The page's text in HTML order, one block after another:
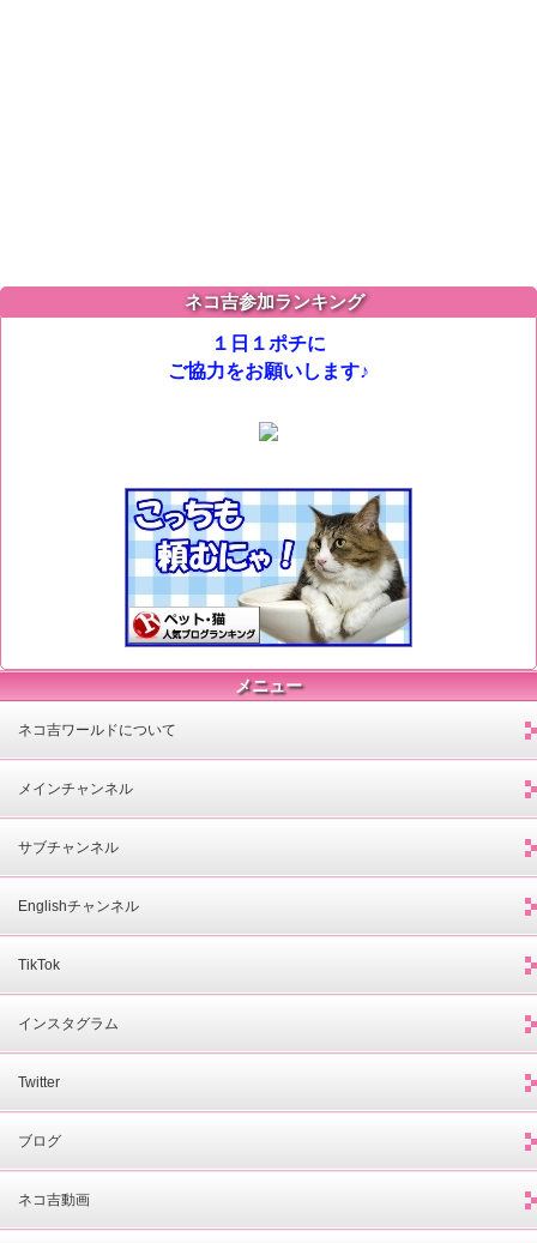
ネコ吉参加ランキング
１日１ポチに
ご協力をお願いします♪
メニュー
ネコ吉ワールドについて
メインチャンネル
サブチャンネル
Englishチャンネル
TikTok
インスタグラム
Twitter
ブログ
ネコ吉動画